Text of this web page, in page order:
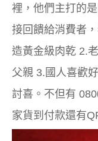
裡，他們主打的
接回饋給消費者
造黃金級肉乾 2.
父親 3.國人喜歡
討喜。不但有
家貨到付款還有